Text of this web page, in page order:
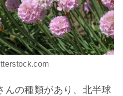
んの種類があり、北半球